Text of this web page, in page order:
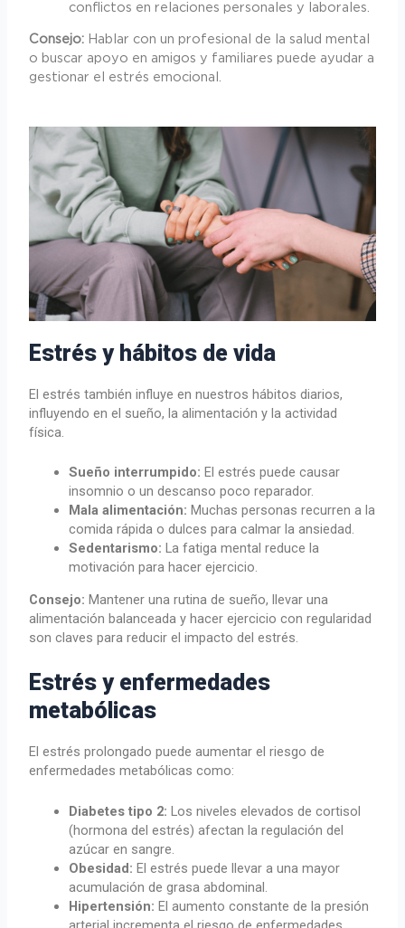
conflictos en relaciones personales y laborales.
Consejo: Hablar con un profesional de la salud mental
o buscar apoyo en amigos y familiares puede ayudar a
gestionar el estrés emocional.
Estrés y hábitos de vida
El estrés también influye en nuestros hábitos diarios,
influyendo en el sueño, la alimentación y la actividad
física.
Sueño interrumpido: El estrés puede causar
insomnio o un descanso poco reparador.
Mala alimentación: Muchas personas recurren a la
comida rápida o dulces para calmar la ansiedad.
Sedentarismo: La fatiga mental reduce la
motivación para hacer ejercicio.
Consejo: Mantener una rutina de sueño, llevar una
alimentación balanceada y hacer ejercicio con regularidad
son claves para reducir el impacto del estrés.
Estrés y enfermedades
metabólicas
El estrés prolongado puede aumentar el riesgo de
enfermedades metabólicas como:
Diabetes tipo 2: Los niveles elevados de cortisol
(hormona del estrés) afectan la regulación del
azúcar en sangre.
Obesidad: El estrés puede llevar a una mayor
acumulación de grasa abdominal.
Hipertensión: El aumento constante de la presión